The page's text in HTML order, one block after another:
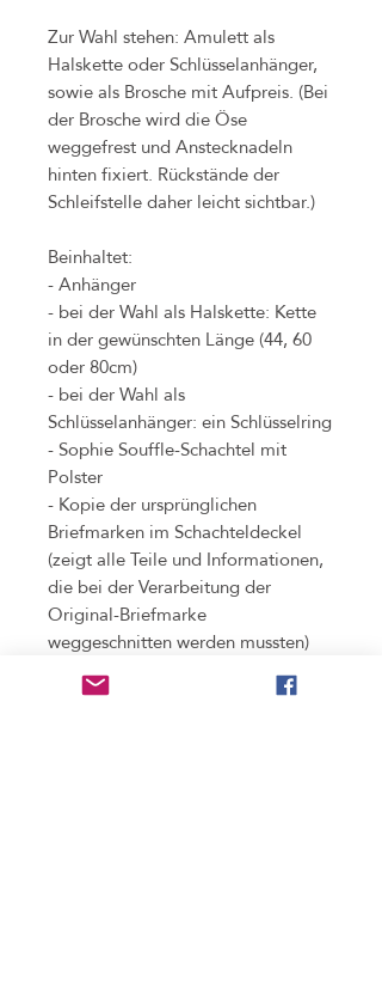
Zur Wahl stehen: Amulett als
Halskette oder Schlüsselanhänger,
sowie als Brosche mit Aufpreis. (Bei
der Brosche wird die Öse
weggefrest und Anstecknadeln
hinten fixiert. Rückstände der
Schleifstelle daher leicht sichtbar.)
Beinhaltet:
- Anhänger
- bei der Wahl als Halskette: Kette
in der gewünschten Länge (44, 60
oder 80cm)
- bei der Wahl als
Schlüsselanhänger: ein Schlüsselring
- Sophie Souffle-Schachtel mit
Polster
- Kopie der ursprünglichen
Briefmarken im Schachteldeckel
(zeigt alle Teile und Informationen,
die bei der Verarbeitung der
Original-Briefmarke
weggeschnitten werden mussten)
Tags: #SPÖ #Sozialdemokratie